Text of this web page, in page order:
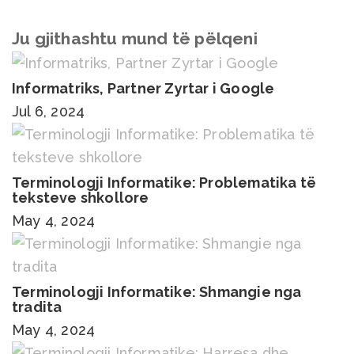
Ju gjithashtu mund të pëlqeni
Informatriks, Partner Zyrtar i Google
Jul 6, 2024
Terminologji Informatike: Problematika të
teksteve shkollore
May 4, 2024
Terminologji Informatike: Shmangie nga
tradita
May 4, 2024